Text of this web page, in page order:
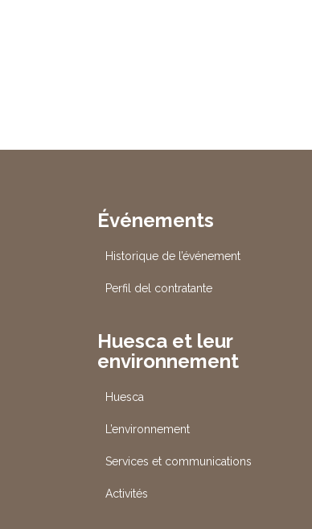
Événements
Historique de l’événement
Perfil del contratante
Huesca et leur
environnement
Huesca
L’environnement
Services et communications
Activités